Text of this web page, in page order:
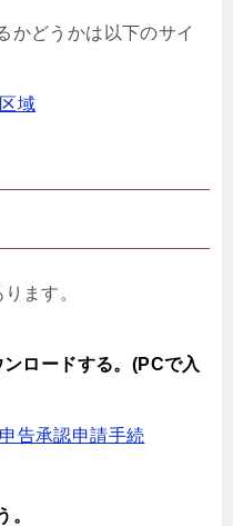
かどうかは以下のサイ
域
ます。
ロードする。(PCで入
告承認申請手続
。